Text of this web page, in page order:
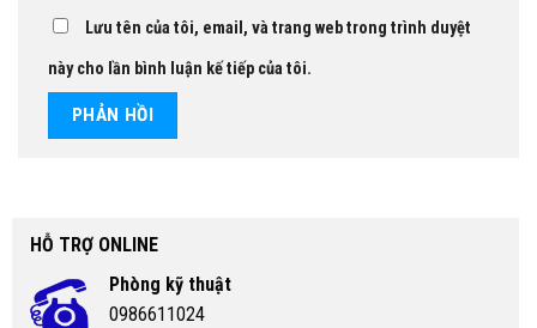
Lưu tên của tôi, email, và trang web trong trình duyệt
này cho lần bình luận kế tiếp của tôi.
HỖ TRỢ ONLINE
Phòng kỹ thuật
0986611024